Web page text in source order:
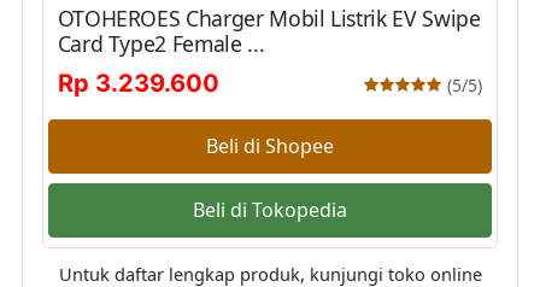
OTOHEROES Charger Mobil Listrik EV Swipe
Card Type2 Female ...
Rp 3.239.600
(5/5)
Beli di Shopee
Beli di Tokopedia
Untuk daftar lengkap produk, kunjungi toko online